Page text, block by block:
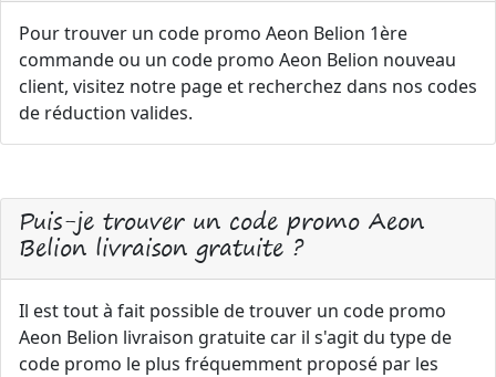
Pour trouver un code promo Aeon Belion 1ère
commande ou un code promo Aeon Belion nouveau
client, visitez notre page et recherchez dans nos codes
de réduction valides.
Puis-je trouver un code promo Aeon
Belion livraison gratuite ?
Il est tout à fait possible de trouver un code promo
Aeon Belion livraison gratuite car il s'agit du type de
code promo le plus fréquemment proposé par les